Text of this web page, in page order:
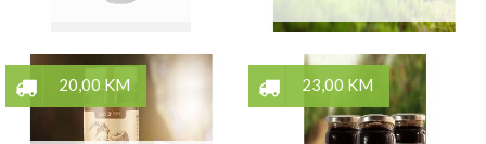
20,00 KM 23,00 KM